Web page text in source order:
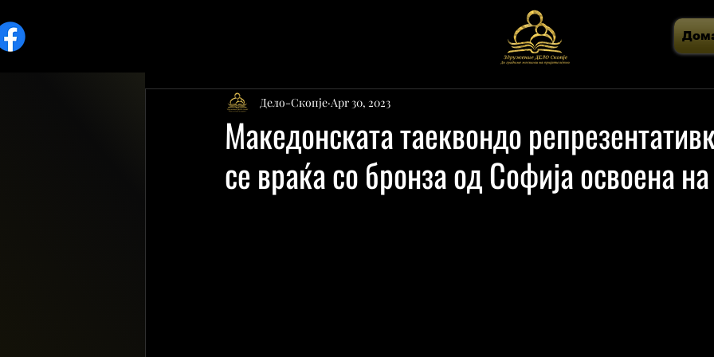
Македонската таеквондо
се враќа со бронза од Софија освоена
Дело-Скопје Apr 30, 2023